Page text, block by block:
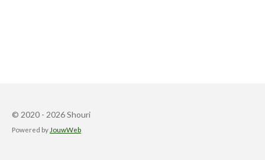
© 2020 - 2026 Shouri
Powered by JouwWeb